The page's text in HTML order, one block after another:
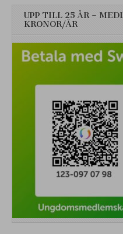
UPP TILL 25 ÅR –
KRONOR/ÅR